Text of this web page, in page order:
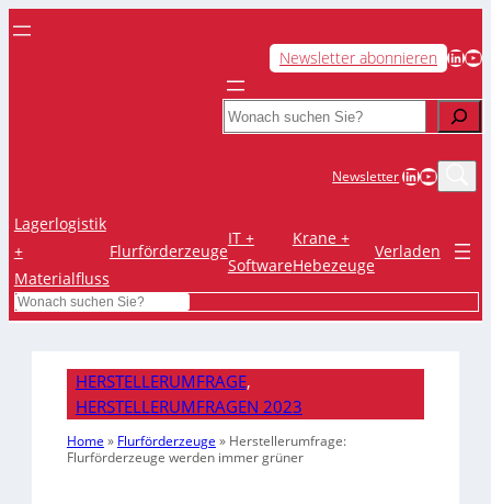
Newsletter abonnieren LinkedIn YouTube
Search
NewsletterLinkedIn
Lagerlogistik
+
Materialfluss
Flurförderzeuge
IT +
Software
Krane +
Hebezeuge
Verladen
Search
HERSTELLERUMFRAGE
HERSTELLERUMFRAGEN 2023
Home » Flurförderzeuge » Herstellerumfrage:
Flurförderzeuge werden immer grüner